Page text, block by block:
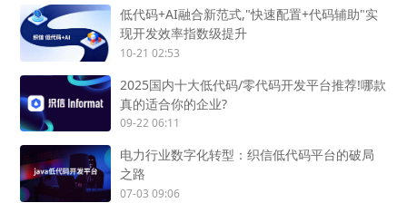
低代码+AI融合新范式,"快速配置+代码辅助"实
现开发效率指数级提升
10-21 02:53
2025国内十大低代码/零代码开发平台推荐!哪款
真的适合你的企业?
09-22 06:11
电力行业数字化转型：织信低代码平台的破局
之路
07-03 09:06